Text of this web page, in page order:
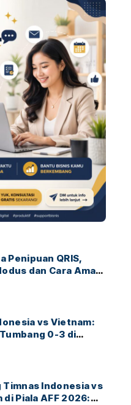
Penipuan QRIS,
dan Cara Aman
vs Vietnam:
0-3 di
Timnas Indonesia vs
di Piala AFF 2026: